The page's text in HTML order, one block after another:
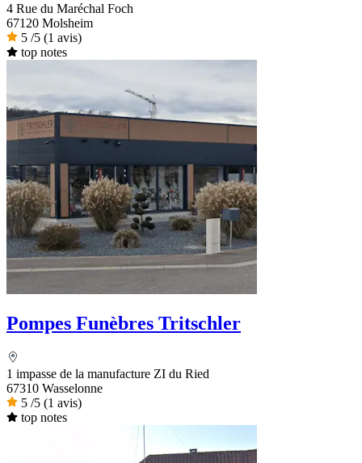
4 Rue du Maréchal Foch
67120 Molsheim
5 /5 (1 avis)
top notes
Pompes Funèbres Tritschler
1 impasse de la manufacture ZI du Ried
67310 Wasselonne
5 /5 (1 avis)
top notes